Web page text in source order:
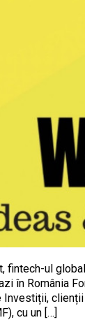
fintech-ul
în România
Investiții,
cu un […]